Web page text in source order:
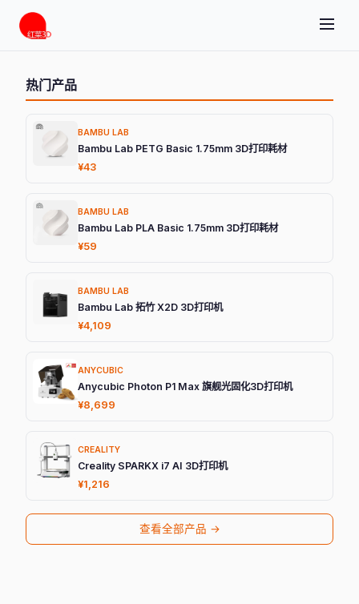
热门产品
BAMBU LAB
Bambu Lab PETG Basic 1.75mm 3D打印耗材
¥43
BAMBU LAB
Bambu Lab PLA Basic 1.75mm 3D打印耗材
¥59
BAMBU LAB
Bambu Lab 拓竹 X2D 3D打印机
¥4,109
ANYCUBIC
Anycubic Photon P1 Max 旗舰光固化3D打印机
¥8,699
CREALITY
Creality SPARKX i7 AI 3D打印机
¥1,216
查看全部产品 →